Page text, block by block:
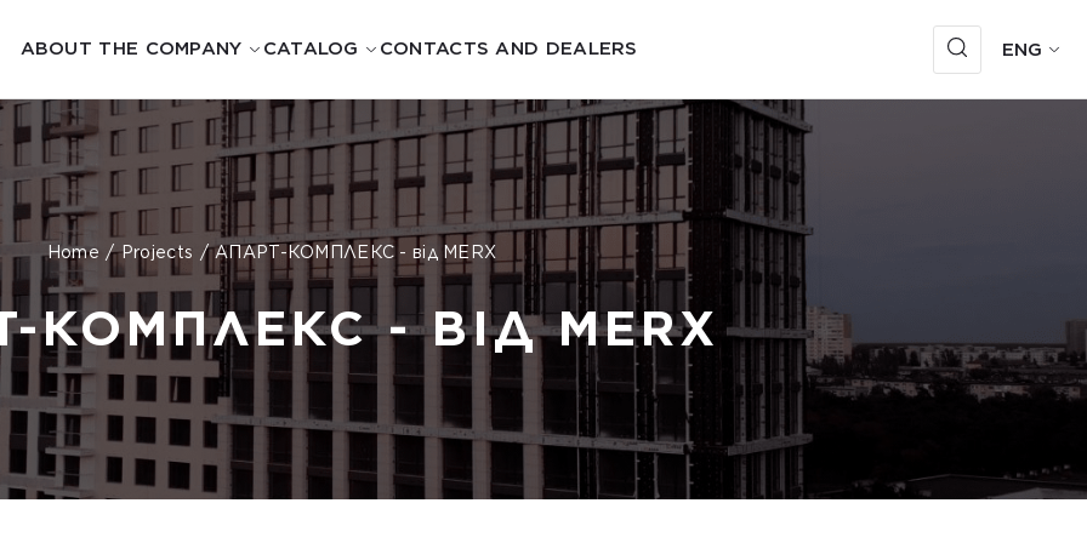
ABOUT THE COMPANY CATALOG CONTACTS AND DEALERS ENG
Home Projects АПАРТ-КОМПЛЕКС - від MERX
КОМПЛЕКС - ВІД MERX